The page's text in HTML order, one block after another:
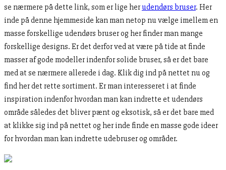
se nærmere på dette link, som er lige herudendørs bruser. Her
inde på denne hjemmeside kan man netop nu vælge imellem en
masse forskellige udendørs bruser og her finder man mange
forskellige designs. Er det derfor ved at være på tide at finde
masser af gode modeller indenfor solide bruser, så er det bare
med at se nærmere allerede i dag. Klik dig ind på nettet nu og
find her det rette sortiment. Er man interesseret i at finde
inspiration indenfor hvordan man kan indrette et udendørs
område således det bliver pænt og eksotisk, så er det bare med
at klikke sig ind på nettet og her inde finde en masse gode ideer
for hvordan man kan indrette udebruser og områder.